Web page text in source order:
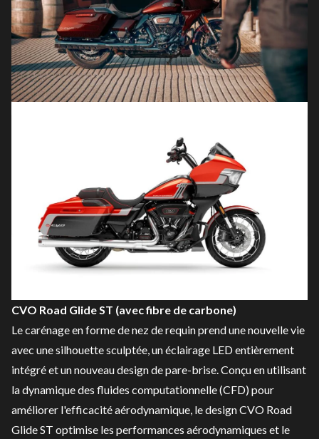
CVO Road Glide ST (avec fibre de carbone)
Le carénage en forme de nez de requin prend une nouvelle vie
avec une silhouette sculptée, un éclairage LED entièrement
intégré et un nouveau design de pare-brise. Conçu en utilisant
la dynamique des fluides computationnelle (CFD) pour
améliorer l'efficacité aérodynamique, le design CVO Road
Glide ST optimise les performances aérodynamiques et le